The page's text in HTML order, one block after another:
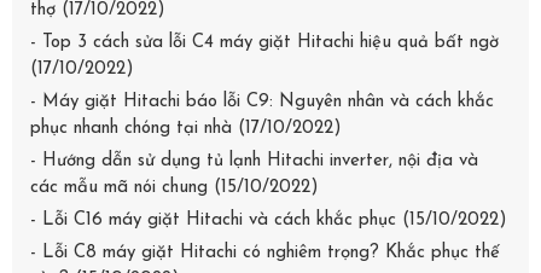
thợ (17/10/2022)
- Top 3 cách sửa lỗi C4 máy giặt Hitachi hiệu quả bất ngờ
(17/10/2022)
- Máy giặt Hitachi báo lỗi C9: Nguyên nhân và cách khắc
phục nhanh chóng tại nhà (17/10/2022)
- Hướng dẫn sử dụng tủ lạnh Hitachi inverter, nội địa và
các mẫu mã nói chung (15/10/2022)
- Lỗi C16 máy giặt Hitachi và cách khắc phục (15/10/2022)
- Lỗi C8 máy giặt Hitachi có nghiêm trọng? Khắc phục thế